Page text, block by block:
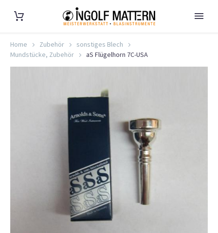
Home Zubehör
sonstiges Blech
Mundstücke, Zubehör
aS Flügelhorn 7C-USA